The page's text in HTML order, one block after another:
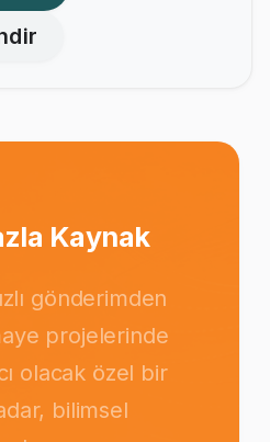
Kaynak
gönderimden
projelerinde
olacak özel bir
bilimsel